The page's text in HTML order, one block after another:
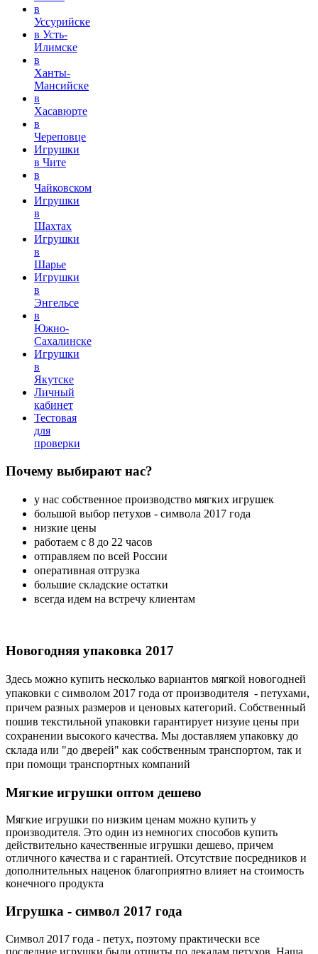
в
Уссурийске
в Усть-
Илимске
в
Ханты-
Мансийске
в
Хасавюрте
в
Череповце
Игрушки
в Чите
в
Чайковском
Игрушки
в
Шахтах
Игрушки
в
Шарье
Игрушки
в
Энгельсе
в
Южно-
Сахалинске
Игрушки
в
Якутске
Личный
кабинет
Тестовая
для
проверки
Почему выбирают нас?
у нас собственное производство мягких игрушек
большой выбор петухов - символа 2017 года
низкие цены
работаем с 8 до 22 часов
отправляем по всей России
оперативная отгрузка
большие складские остатки
всегда идем на встречу клиентам
Новогодняя упаковка 2017
Здесь можно купить несколько вариантов мягкой новогодней
упаковки с символом 2017 года от производителя - петухами,
причем разных размеров и ценовых категорий. Собственный
пошив текстильной упаковки гарантирует низуие цены при
сохранении высокого качества. Мы доставляем упаковку до
склада или "до дверей" как собственным транспортом, так и
при помощи транспортных компаний
Мягкие игрушки оптом дешево
Мягкие игрушки по низким ценам можно купить у
производителя. Это один из немногих способов купить
действительно качественные игрушки дешево, причем
отличного качества и с гарантией. Отсутствие посредников и
дополнительных наценок благоприятно влияет на стоимость
конечного продукта
Игрушка - символ 2017 года
Символ 2017 года - петух, поэтому практически все
последние игрушки были отшиты по лекалам петухов. Наша